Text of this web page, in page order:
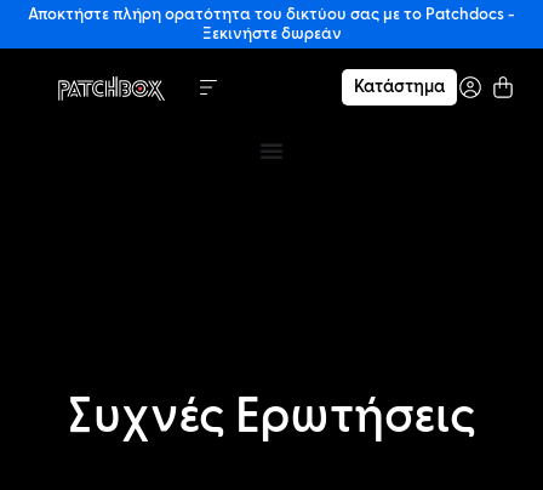
Αποκτήστε πλήρη ορατότητα του δικτύου σας με το Patchdocs -
Ξεκινήστε δωρεάν
Κατάστημα
Συχνές Ερωτήσεις